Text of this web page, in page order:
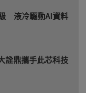
液冷驅動AI資料
詮鼎攜手此芯科技